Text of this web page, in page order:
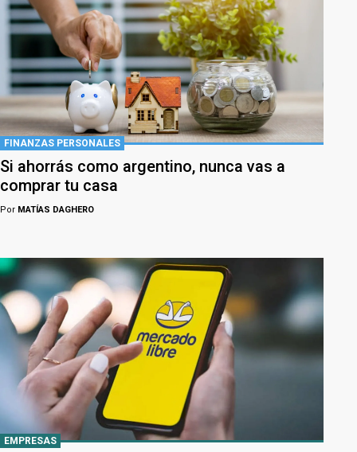
FINANZAS PERSONALES
Si ahorrás como argentino, nunca vas a
comprar tu casa
Por MATÍAS DAGHERO
EMPRESAS